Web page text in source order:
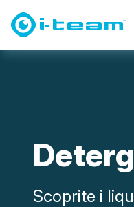
Deterg
Scoprite i